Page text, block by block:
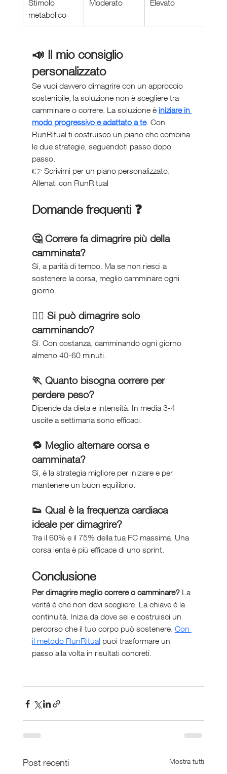
Stimolo
metabolico
Moderato Elevato
📣 Il mio consiglio
personalizzato
Se vuoi davvero dimagrire con un approccio
sostenibile, la soluzione non è scegliere tra
camminare o correre. La soluzione è iniziare in
modo progressivo e adattato a te. Con
RunRitual ti costruisco un piano che combina
le due strategie, seguendoti passo dopo
passo.
👉 Scrivimi per un piano personalizzato:
Allenati con RunRitual
Domande frequenti ❓
🤔 Correre fa dimagrire più della
camminata?
Sì, a parità di tempo. Ma se non riesci a
sostenere la corsa, meglio camminare ogni
giorno.
🚶‍♀️ Si può dimagrire solo
camminando?
Sì. Con costanza, camminando ogni giorno
almeno 40-60 minuti.
🏃 Quanto bisogna correre per
perdere peso?
Dipende da dieta e intensità. In media 3-4
uscite a settimana sono efficaci.
🔁 Meglio alternare corsa e
camminata?
Sì, è la strategia migliore per iniziare e per
mantenere un buon equilibrio.
👟 Qual è la frequenza cardiaca
ideale per dimagrire?
Tra il 60% e il 75% della tua FC massima. Una
corsa lenta è più efficace di uno sprint.
Conclusione
Per dimagrire meglio correre o camminare? La
verità è che non devi scegliere. La chiave è la
continuità. Inizia da dove sei e costruisci un
percorso che il tuo corpo può sostenere. Con
il metodo RunRitual puoi trasformare un
passo alla volta in risultati concreti.
Post recenti Mostra tutti